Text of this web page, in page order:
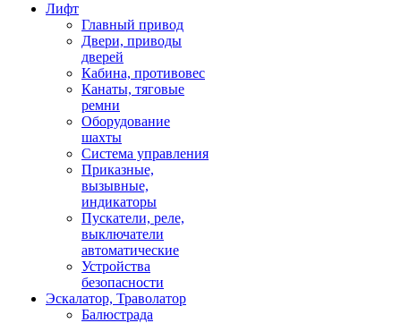
Лифт
Главный привод
Двери, приводы
дверей
Кабина, противовес
Канаты, тяговые
ремни
Оборудование
шахты
Система управления
Приказные,
вызывные,
индикаторы
Пускатели, реле,
выключатели
автоматические
Устройства
безопасности
Эскалатор, Траволатор
Балюстрада